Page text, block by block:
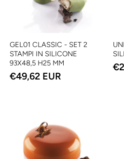
GEL01 CLASSIC - SET 2
STAMPI IN SILICONE
93X48,5 H25 MM
€49,62 EUR